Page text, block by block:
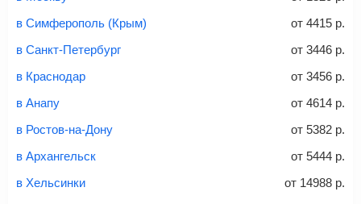
багажное отделение самолета.
не более 23 кг – эконом-класс
способов: через интернет-банк, банковской картой,
связи «Связной» или «Евросеть».
Это все
— после оплаты в течение 10 минут к вам на
email придет электронный билет с данными о вашем
аэропорт. Для посадки потребуется только паспорт.
в Симферополь (Крым)
от 4415 р.
в Санкт-Петербург
от 3446 р.
в Краснодар
от 3456 р.
в Анапу
от 4614 р.
в Ростов-на-Дону
от 5382 р.
в Архангельск
от 5444 р.
в Хельсинки
от 14988 р.